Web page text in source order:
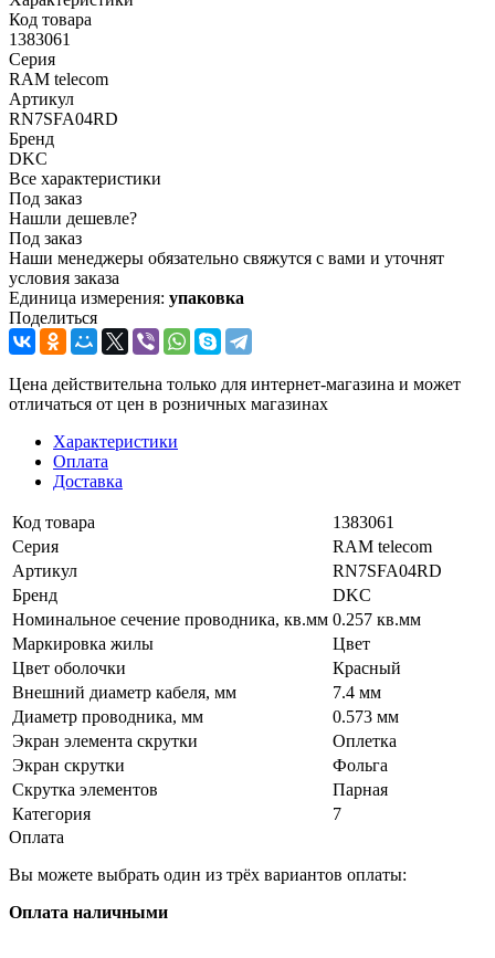
Код товара
1383061
Серия
RAM telecom
Артикул
RN7SFA04RD
Бренд
DKC
Все характеристики
Под заказ
Нашли дешевле?
Под заказ
Наши менеджеры обязательно свяжутся с вами и уточнят
условия заказа
Единица измерения: упаковка
Поделиться
Цена действительна только для интернет-магазина и может
отличаться от цен в розничных магазинах
Характеристики
Оплата
Доставка
Код товара
1383061
Серия
RAM telecom
Артикул
RN7SFA04RD
Бренд
DKC
Номинальное сечение проводника, кв.мм 0.257 кв.мм
Маркировка жилы
Цвет
Цвет оболочки
Красный
Внешний диаметр кабеля, мм
7.4 мм
Диаметр проводника, мм
0.573 мм
Экран элемента скрутки
Оплетка
Экран скрутки
Фольга
Скрутка элементов
Парная
Категория
7
Оплата
Вы можете выбрать один из трёх вариантов оплаты:
Оплата наличными